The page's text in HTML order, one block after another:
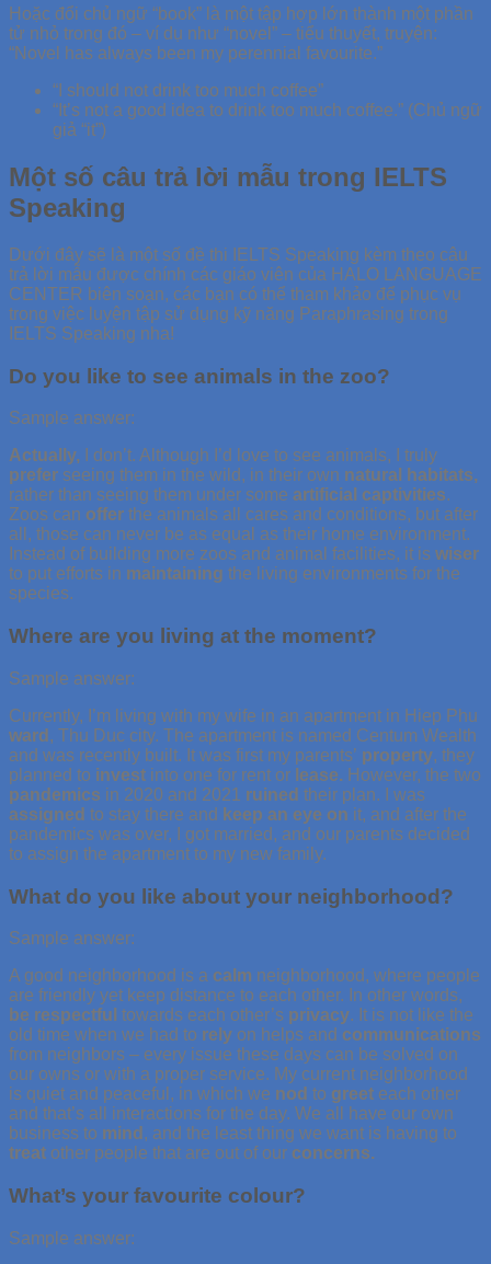
Hoặc đổi chủ ngữ “book” là một tập hợp lớn thành một phần
tử nhỏ trong đó – ví dụ như “novel” – tiểu thuyết, truyện:
“Novel has always been my perennial favourite.”
“I should not drink too much coffee”
“It’s not a good idea to drink too much coffee.” (Chủ ngữ
giả “it”)
Một số câu trả lời mẫu trong IELTS
Speaking
Dưới đây sẽ là một số đề thi IELTS Speaking kèm theo câu
trả lời mẫu được chính các giáo viên của HALO LANGUAGE
CENTER biên soạn, các bạn có thể tham khảo để phục vụ
trong việc luyện tập sử dụng kỹ năng Paraphrasing trong
IELTS Speaking nha!
Do you like to see animals in the zoo?
Sample answer:
Actually, I don’t. Although I’d love to see animals, I truly
prefer seeing them in the wild, in their own natural habitats,
rather than seeing them under some artificial captivities.
Zoos can offer the animals all cares and conditions, but after
all, those can never be as equal as their home environment.
Instead of building more zoos and animal facilities, it is wiser
to put efforts in maintaining the living environments for the
species.
Where are you living at the moment?
Sample answer:
Currently, I’m living with my wife in an apartment in Hiep Phu
ward , Thu Duc city. The apartment is named Centum Wealth
and was recently built. It was first my parents’ property, they
planned to invest into one for rent or lease. However, the two
pandemics in 2020 and 2021 ruined their plan. I was
assigned to stay there and keep an eye on it, and after the
pandemics was over, I got married, and our parents decided
to assign the apartment to my new family.
What do you like about your neighborhood?
Sample answer:
A good neighborhood is a calm neighborhood, where people
are friendly yet keep distance to each other. In other words,
be respectful towards each other’s privacy. It is not like the
old time when we had to rely on helps and communications
from neighbors – every issue these days can be solved on
our owns or with a proper service. My current neighborhood
is quiet and peaceful, in which we nod to greet each other
and that’s all interactions for the day. We all have our own
business to mind , and the least thing we want is having to
treat other people that are out of our concerns.
What’s your favourite colour?
Sample answer: